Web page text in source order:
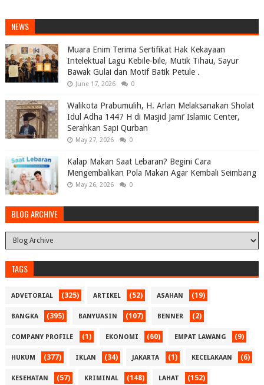
NEWS
Muara Enim Terima Sertifikat Hak Kekayaan
Intelektual Lagu Kebile-bile, Mutik Tihau, Sayur
Bawak Gulai dan Motif Batik Petule .
June 17, 2026 0
Walikota Prabumulih, H. Arlan Melaksanakan Sholat
Idul Adha 1447 H di Masjid Jami’ Islamic Center,
Serahkan Sapi Qurban
May 27, 2026 0
Kalap Makan Saat Lebaran? Begini Cara
Mengembalikan Pola Makan Agar Kembali Seimbang
May 26, 2026 0
BLOG ARCHIVE
TAGS
ADVETORIAL (325) ARTIKEL (52) ASAHAN (19)
BANGKA (395) BANYUASIN (107) BENNER (2)
COMPANY PROFILE (1) EKONOMI (60) EMPAT LAWANG (9)
HUKUM (377) IKLAN (34) JAKARTA (1) KECELAKAAN (6)
KESEHATAN (57) KRIMINAL (148) LAHAT (152)